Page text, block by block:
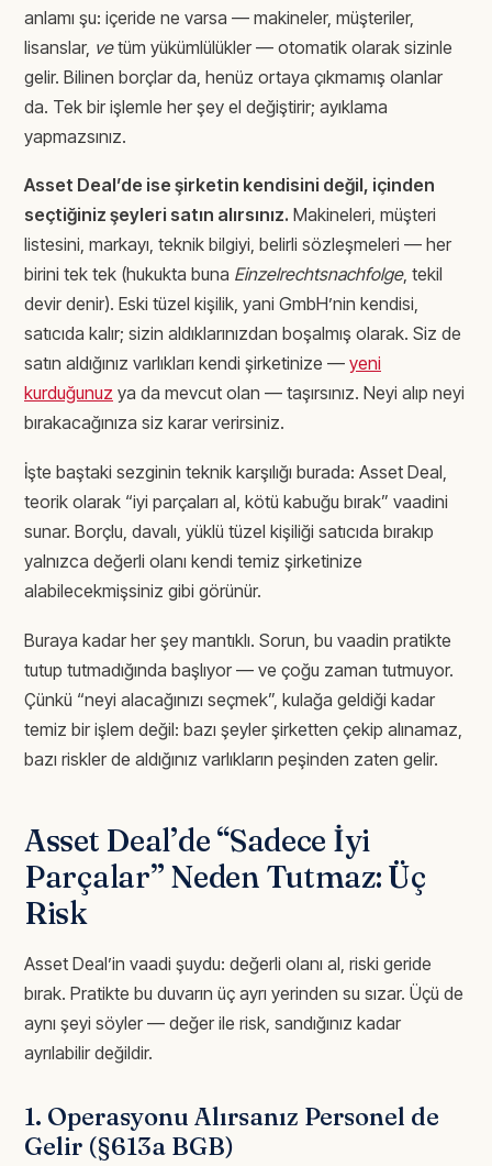
anlamı şu: içeride ne varsa — makineler, müşteriler,
lisanslar, vetüm yükümlülükler — otomatik olarak sizinle
gelir. Bilinen borçlar da, henüz ortaya çıkmamış olanlar
da. Tek bir işlemle her şey el değiştirir; ayıklama
yapmazsınız.
Asset Deal’de ise şirketin kendisini değil, içinden
seçtiğiniz şeyleri satın alırsınız. Makineleri, müşteri
listesini, markayı, teknik bilgiyi, belirli sözleşmeleri — her
birini tek tek (hukukta buna Einzelrechtsnachfolge, tekil
devir denir). Eski tüzel kişilik, yani GmbH’nin kendisi,
satıcıda kalır; sizin aldıklarınızdan boşalmış olarak. Siz de
satın aldığınız varlıkları kendi şirketinize — yeni
kurduğunuz ya da mevcut olan — taşırsınız. Neyi alıp neyi
bırakacağınıza siz karar verirsiniz.
İşte baştaki sezginin teknik karşılığı burada: Asset Deal,
teorik olarak “iyi parçaları al, kötü kabuğu bırak” vaadini
sunar. Borçlu, davalı, yüklü tüzel kişiliği satıcıda bırakıp
yalnızca değerli olanı kendi temiz şirketinize
alabilecekmişsiniz gibi görünür.
Buraya kadar her şey mantıklı. Sorun, bu vaadin pratikte
tutup tutmadığında başlıyor — ve çoğu zaman tutmuyor.
Çünkü “neyi alacağınızı seçmek”, kulağa geldiği kadar
temiz bir işlem değil: bazı şeyler şirketten çekip alınamaz,
bazı riskler de aldığınız varlıkların peşinden zaten gelir.
Asset Deal’de “Sadece İyi
Parçalar” Neden Tutmaz: Üç
Risk
Asset Deal’in vaadi şuydu: değerli olanı al, riski geride
bırak. Pratikte bu duvarın üç ayrı yerinden su sızar. Üçü de
aynı şeyi söyler — değer ile risk, sandığınız kadar
ayrılabilir değildir.
1. Operasyonu Alırsanız Personel de
Gelir (§613a BGB)